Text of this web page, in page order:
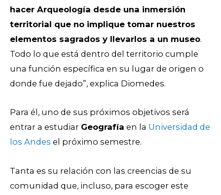
hacer Arqueología desde una inmersión
territorial que no implique tomar nuestros
elementos sagrados y llevarlos a un museo.
Todo lo que está dentro del territorio cumple
una función específica en su lugar de origen o
donde fue dejado”, explica Diomedes.
Para él, uno de sus próximos objetivos será
entrar a estudiar Geografía en la Universidad de
los Andes el próximo semestre.
Tanta es su relación con las creencias de su
comunidad que, incluso, para escoger este